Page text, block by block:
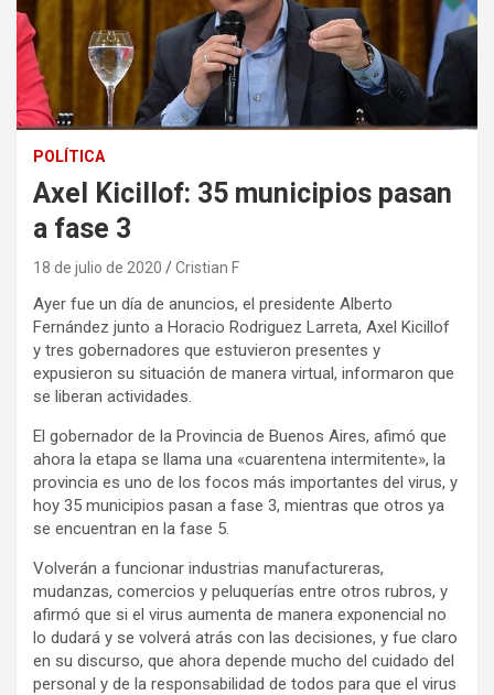
POLÍTICA
Axel Kicillof: 35 municipios pasan
a fase 3
18 de julio de 2020 Cristian F
Ayer fue un día de anuncios, el presidente Alberto
Fernández junto a Horacio Rodriguez Larreta, Axel Kicillof
y tres gobernadores que estuvieron presentes y
expusieron su situación de manera virtual, informaron que
se liberan actividades.
El gobernador de la Provincia de Buenos Aires, afimó que
ahora la etapa se llama una «cuarentena intermitente», la
provincia es uno de los focos más importantes del virus, y
hoy 35 municipios pasan a fase 3, mientras que otros ya
se encuentran en la fase 5.
Volverán a funcionar industrias manufactureras,
mudanzas, comercios y peluquerías entre otros rubros, y
afirmó que si el virus aumenta de manera exponencial no
lo dudará y se volverá atrás con las decisiones, y fue claro
en su discurso, que ahora depende mucho del cuidado del
personal y de la responsabilidad de todos para que el virus